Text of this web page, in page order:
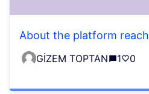
About the platform
GİZEM TOPTAN 1 0